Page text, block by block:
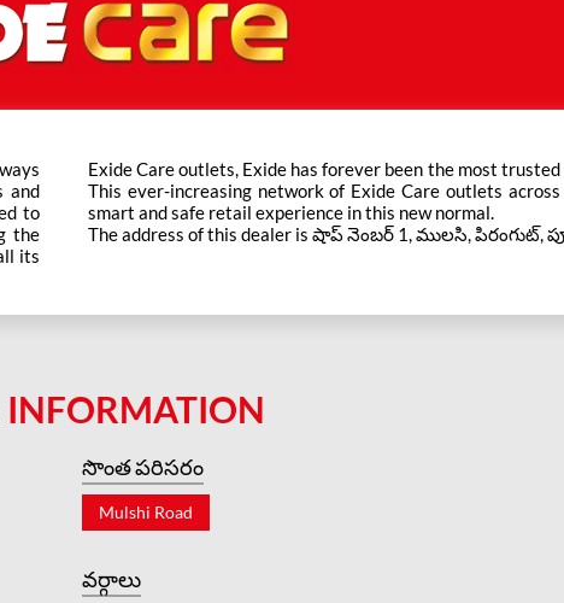
and
to
the
its
a
smart and safe retail experience in this new normal.
The address of this dealer is షాప్ నెంబర్ 1, ములసి, పిరంగుట్,
INFORMATION
సొంత పరిసరం
Mulshi Road
వర్గాలు